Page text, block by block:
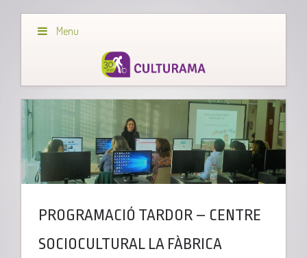
Menu
PROGRAMACIÓ TARDOR – CENTRE
SOCIOCULTURAL LA FÀBRICA